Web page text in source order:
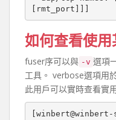
如何查看使
fuser序可以與 -v 選項
工具。 verbose選項用
此用戶可以實時查看實